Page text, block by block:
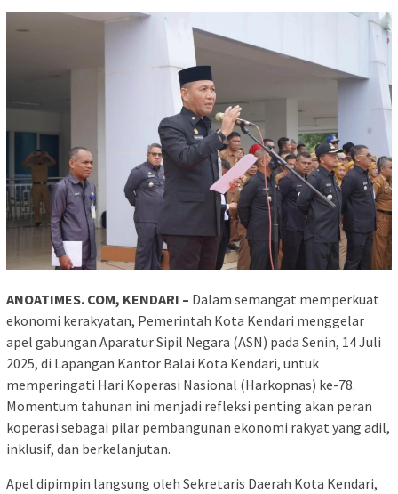
ANOATIMES. COM, KENDARI – Dalam semangat memperkuat
ekonomi kerakyatan, Pemerintah Kota Kendari menggelar
apel gabungan Aparatur Sipil Negara (ASN) pada Senin, 14 Juli
2025, di Lapangan Kantor Balai Kota Kendari, untuk
memperingati Hari Koperasi Nasional (Harkopnas) ke-78.
Momentum tahunan ini menjadi refleksi penting akan peran
koperasi sebagai pilar pembangunan ekonomi rakyat yang adil,
inklusif, dan berkelanjutan.
Apel dipimpin langsung oleh Sekretaris Daerah Kota Kendari,